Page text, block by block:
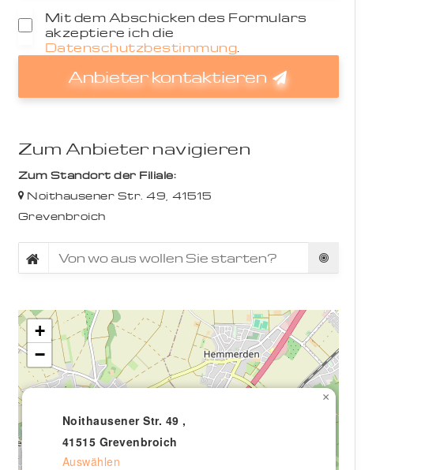
Mit dem Abschicken des Formulars
akzeptiere ich die
Datenschutzbestimmung.
Anbieter kontaktieren
Zum Anbieter navigieren
Zum Standort der Filiale:
Noithausener Str. 49, 41515
Grevenbroich
Noithausener Str. 49 ,
41515 Grevenbroich
Auswählen
×
+
−